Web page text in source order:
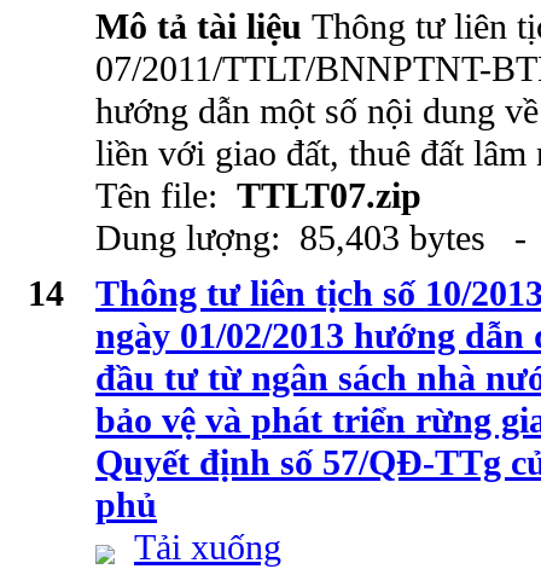
Mô tả tài liệu Thông tư liên
07/2011/TTLT/BNNPTNT-
hướng dẫn một số nội dung
liền với giao đất, thuê đất lâm
Tên file: TTLT07.zip
Dung lượng: 85,403 bytes
14
Thông tư liên tịch số 10/
ngày 01/02/2013 hướng
đầu tư từ ngân sách nhà
bảo vệ và phát triển rừng
Quyết định số 57/QĐ-TTg
phủ
Tải xuống